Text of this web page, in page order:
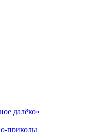
далёко»
приколы